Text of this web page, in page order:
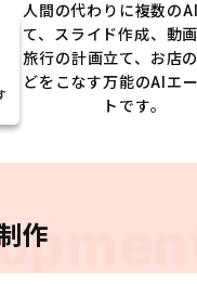
人間の代わりに複数の
て、スライド作成、動
旅行の計画立て、お店
どをこなす万能のAIエ
トです。
作